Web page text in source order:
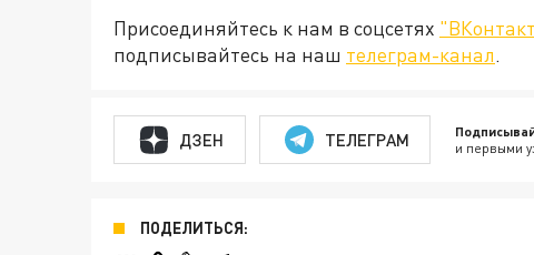
Присоединяйтесь к нам в соцсетях
подписывайтесь на наш телеграм-канал.
ДЗЕН ТЕЛЕГРАМ и первыми
ПОДЕЛИТЬСЯ: